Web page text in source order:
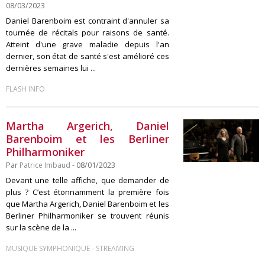
08/03/2023
Daniel Barenboim est contraint d'annuler sa
tournée de récitals pour raisons de santé.
Atteint d'une grave maladie depuis l'an
dernier, son état de santé s'est amélioré ces
dernières semaines lui ...
FLASH INFO
Martha Argerich, Daniel
Barenboim et les Berliner
Philharmoniker
Par Patrice Imbaud - 08/01/2023
Devant une telle affiche, que demander de
plus ? C’est étonnamment la première fois
que Martha Argerich, Daniel Barenboim et les
Berliner Philharmoniker se trouvent réunis
sur la scène de la ...
MUSIQUE SYMPHONIQUE- STREAMING